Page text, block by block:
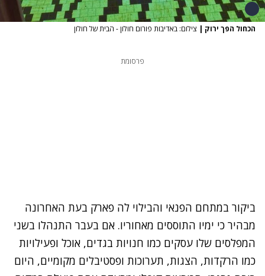
הכחול הפך ירוק | צילום: באדיבות פורום חולון - הבית של חולון
פרסומת
ביקור במתחם הפנאי והבילוי לה פארק בעת האחרונה
מבהיר כי ימיו התוססים מאחוריו. אם בעבר התנהלו בשני
המפלסים שלו עסקים כמו חנויות בגדים, אוכל ופעילויות
כמו הרקדות, הצגות, תערוכות ופסטיבלים מקומיים, היום